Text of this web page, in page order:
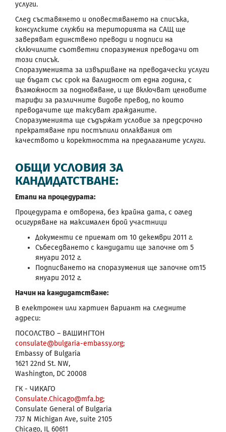
услуги.
След съставянето и оповестяването на списъка,
консулските служби на територията на САЩ ще
заверяват единствено преводи и подписи на
сключилите съответни споразумения преводачи от
този списък.
Споразуменията за извършване на преводачески услуги
ще бъдат със срок на валидност от една година, с
възможност за подновяване, и ще включват ценовите
тарифи за различните видове превод, по които
преводачите ще таксуват гражданите.
Споразуменията ще съдържат условие за предсрочно
прекратяване при постъпили оплаквания от
качеството и коректността на предлаганите услуги.
ОБЩИ УСЛОВИЯ ЗА
КАНДИДАТСТВАНЕ:
Етапи на процедурата:
Процедурата е отворена, без крайна дата, с оглед
осигуряване на максимален брой участници
Документи се приемат от 10 декември 2011 г.
Събеседването с кандидати ще започне от 5
януари 2012 г.
Подписването на споразумения ще започне от15
януари 2012 г.
Начин на кандидатстване:
В електронен или хартиен вариант на следните
адреси:
ПОСОЛСТВО – ВАШИНГТОН
consulate@bulgaria-embassy.org;
Embassy of Bulgaria
1621 22nd St. NW,
Washington, DC 20008
ГК - ЧИКАГО
Consulate.Chicago@mfa.bg;
Consulate General of Bulgaria
737 N Michigan Ave, suite 2105
Chicago, IL 60611